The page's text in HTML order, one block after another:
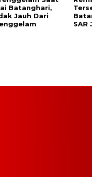
Batanghari,
Jauh Dari
SAR